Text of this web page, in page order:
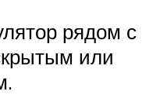
рядом с
или